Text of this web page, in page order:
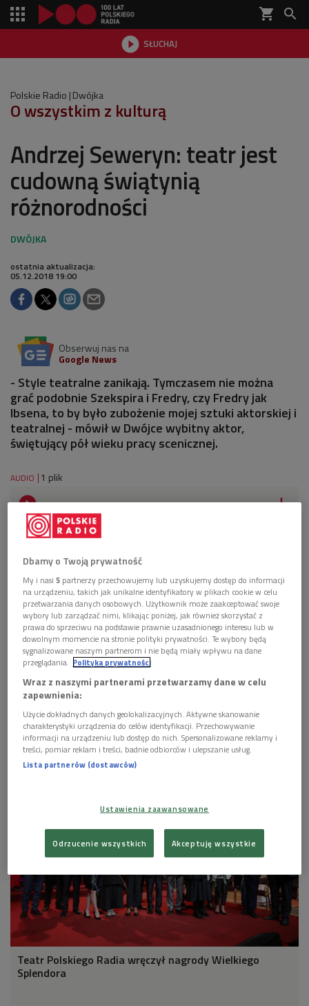
shopping_cart 
 SŁUCHAJ

Polskie Radio Dwójka
O wszystkim z kulturą
Andrzej Seweryn: teatr jest
cudowną świątynią
różnorodności
ostatnia aktualizacja:
05.12.2018 19:00
Obserwuj nas na
Google News
- Style teatralne zanikają. Tymczasem nie można
grać podobnie Szekspira i Fredry, czy Fredry jak
Ibsena, to by było zubożenie mojej sztuki aktorskiej i
teatralnej - mówił w Dwójce wybitny aktor,
świętujący pół wieku pracy scenicznej.
AUDIO 1 plik
 28'08 
Andrzej Seweryn o 50-leciu scenicznej działalności
Andrzej Seweryn Foto: Grzegorz Śledź/PR2
Teatr Polskiego Radia wręczył nagrody Wielkiego
Splendora
Dbamy o Twoją prywatność
My i nasi5 partnerzy przechowujemy lub uzyskujemy dostęp do informacji
na urządzeniu, takich jak unikalne identyfikatory w plikach cookie w celu
przetwarzania danych osobowych. Użytkownik może zaakceptować swoje
wybory lub zarządzać nimi, klikając poniżej, jak również skorzystać z
prawa do sprzeciwu na podstawie prawnie uzasadnionego interesu lub w
dowolnym momencie na stronie polityki prywatności. Te wybory będą
sygnalizowane naszym partnerom i nie będą miały wpływu na dane
przeglądania. Polityka prywatności
Wraz z naszymi partnerami przetwarzamy dane w celu
zapewnienia:
Użycie dokładnych danych geolokalizacyjnych. Aktywne skanowanie
charakterystyki urządzenia do celów identyfikacji. Przechowywanie
informacji na urządzeniu lub dostęp do nich. Spersonalizowane reklamy i
treści, pomiar reklam i treści, badnie odbiorców i ulepszanie usług.
Lista partnerów (dostawców)
Ustawienia zaawansowane
Odrzucenie wszystkich Akceptuję wszystkie